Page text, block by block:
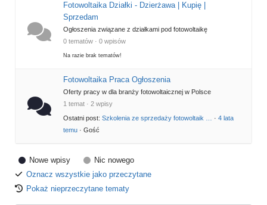
Fotowoltaika Działki - Dzierżawa | Kupię |
Sprzedam
Ogłoszenia związane z działkami pod fotowoltaikę
0 tematów · 0 wpisów
Na razie brak tematów!
Fotowoltaika Praca Ogłoszenia
Oferty pracy w dla branży fotowoltaicznej w Polsce
1 temat · 2 wpisy
Ostatni post: Szkolenia ze sprzedaży fotowoltaik … · 4 lata
temu · Gość
Nowe wpisy
Nic nowego
Oznacz wszystkie jako przeczytane
Pokaż nieprzeczytane tematy